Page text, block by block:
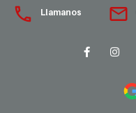
Llamanos